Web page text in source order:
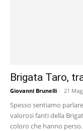
Brigata Taro,
Giovanni Brunelli - 21
Spesso sentiamo
valorosi fanti della
coloro che hanno